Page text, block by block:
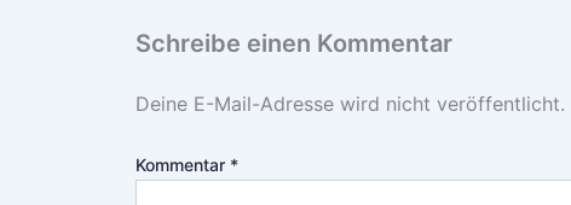
Schreibe einen Kommentar
Deine E-Mail-Adresse wird nicht veröffentlicht.
Kommentar *